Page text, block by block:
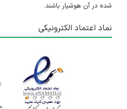
شده در آن هوشیار باشند.
نماد اعتماد الکترونیکی